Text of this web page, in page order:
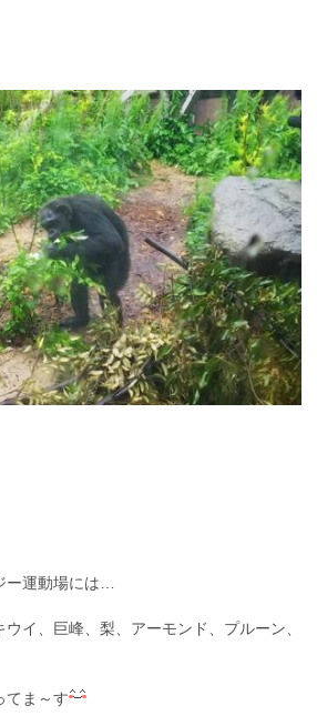
ー運動場には…
イ、巨峰、梨、アーモンド、プルーン、
てま～す